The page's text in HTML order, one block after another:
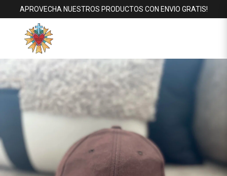
APROVECHA NUESTROS PRODUCTOS CON ENVIO GRATIS!